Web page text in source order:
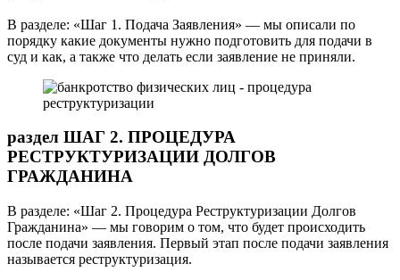
В разделе: «Шаг 1. Подача Заявления» — мы описали по
порядку какие документы нужно подготовить для подачи в
суд и как, а также что делать если заявление не приняли.
раздел ШАГ 2. ПРОЦЕДУРА
РЕСТРУКТУРИЗАЦИИ ДОЛГОВ
ГРАЖДАНИНА
В разделе: «Шаг 2. Процедура Реструктуризации Долгов
Гражданина» — мы говорим о том, что будет происходить
после подачи заявления. Первый этап после подачи заявления
называется реструктуризация.